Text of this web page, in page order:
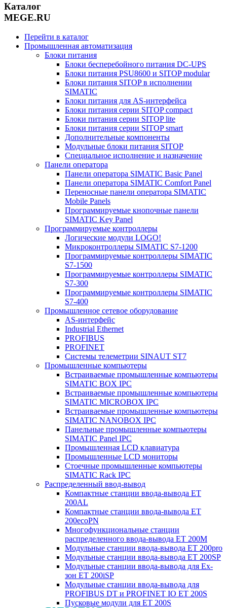
Каталог
MEGE.RU
Перейти в каталог
Промышленная автоматизация
Блоки питания
Блоки бесперебойного питания DC-UPS
Блоки питания PSU8600 и SITOP modular
Блоки питания SITOP в исполнении
SIMATIC
Блоки питания для AS-интерфейса
Блоки питания серии SITOP compact
Блоки питания серии SITOP lite
Блоки питания серии SITOP smart
Дополнительные компоненты
Модульные блоки питания SITOP
Специальное исполнение и назначение
Панели оператора
Панели оператора SIMATIC Basic Panel
Панели оператора SIMATIC Comfort Panel
Переносные панели оператора SIMATIC
Mobile Panels
Программируемые кнопочные панели
SIMATIC Key Panel
Программируемые контроллеры
Логические модули LOGO!
Микроконтроллеры SIMATIC S7-1200
Программируемые контроллеры SIMATIC
S7-1500
Программируемые контроллеры SIMATIC
S7-300
Программируемые контроллеры SIMATIC
S7-400
Промышленное сетевое оборудование
AS-интерфейс
Industrial Ethernet
PROFIBUS
PROFINET
Системы телеметрии SINAUT ST7
Промышленные компьютеры
Встраиваемые промышленные компьютеры
SIMATIC BOX IPC
Встраиваемые промышленные компьютеры
SIMATIC MICROBOX IPC
Встраиваемые промышленные компьютеры
SIMATIC NANOBOX IPC
Панельные промышленные компьютеры
SIMATIC Panel IPC
Промышленная LCD клавиатура
Промышленные LCD мониторы
Стоечные промышленные компьютеры
SIMATIC Rack IPC
Распределенный ввод-вывод
Компактные станции ввода-вывода ET
200AL
Компактные станции ввода-вывода ET
200ecoPN
Многофункциональные станции
распределенного ввода-вывода ET 200M
Модульные станции ввода-вывода ET 200pro
Модульные станции ввода-вывода ET 200SP
Модульные станции ввода-вывода для Ex-
зон ET 200iSP
Модульные станции ввода-вывода для
PROFIBUS DT и PROFINET IO ET 200S
Пусковые модули для ET 200S